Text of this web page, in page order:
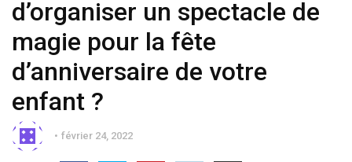
d’organiser un spectacle de
magie pour la fête
d’anniversaire de votre
enfant ?
février 24, 2022